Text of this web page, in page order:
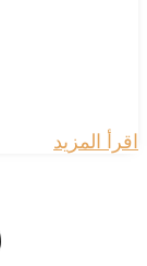
اقرأ المزيد